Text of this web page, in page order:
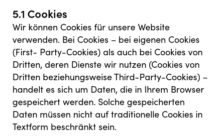
5.1 Cookies
Wir können Cookies für unsere Website
verwenden. Bei Cookies – bei eigenen Cookies
(First- Party-Cookies) als auch bei Cookies von
Dritten, deren Dienste wir nutzen (Cookies von
Dritten beziehungsweise Third-Party-Cookies) –
handelt es sich um Daten, die in Ihrem Browser
gespeichert werden. Solche gespeicherten
Daten müssen nicht auf traditionelle Cookies in
Textform beschränkt sein.